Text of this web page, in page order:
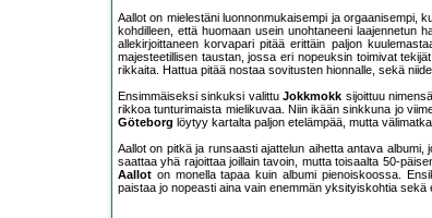
Aallot on mielestäni luonnonmukaisempi ja orgaanisempi,
kohdilleen, että huomaan usein unohtaneeni laajennetun
allekirjoittaneen korvapari pitää erittäin paljon
majesteetillisen taustan, jossa eri nopeuksin toimivat
rikkaita. Hattua pitää nostaa sovitusten hionnalle, sekä
Ensimmäiseksi sinkuksi valittuJokkmokk sijoittuu
rikkoa tunturimaista mielikuvaa. Niin ikään sinkkuna jo
Göteborg löytyy kartalta paljon etelämpää, mutta
Aallot on pitkä ja runsaasti ajattelun aihetta antava
saattaa yhä rajoittaa joillain tavoin, mutta toisaalta 50-
Aallot on monella tapaa kuin albumi pienoiskoossa.
paistaa jo nopeasti aina vain enemmän yksityiskohtia sekä